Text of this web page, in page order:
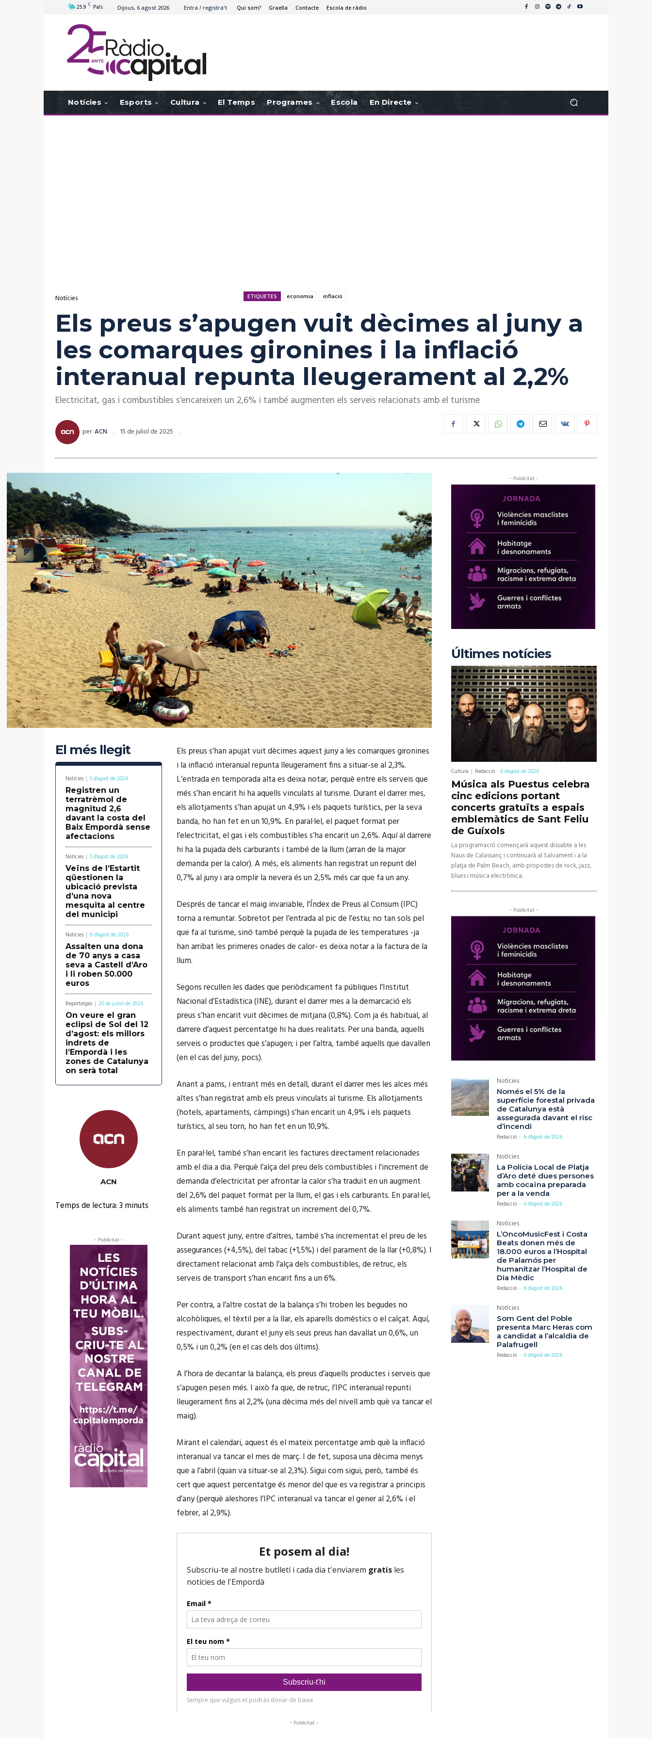
25.9 C Pals Dijous, 6 agost 2026 Entra / registra't Qui som? Graella Contacte Escola de ràdio
Notícies Esports Cultura El Temps Programes Escola En Directe
Notícies ETIQUETES economia inflació
Els preus s’apugen vuit dècimes al juny a
les comarques gironines i la inflació
interanual repunta lleugerament al 2,2%
Electricitat, gas i combustibles s'encareixen un 2,6% i també augmenten els serveis relacionats amb el turisme
per ACN 15 de juliol de 2025
El més llegit
Notícies 5 d'agost de 2026
Registren un
terratrèmol de
magnitud 2,6
davant la costa del
Baix Empordà sense
afectacions
Notícies 5 d'agost de 2026
Veïns de l’Estartit
qüestionen la
ubicació prevista
d’una nova
mesquita al centre
del municipi
Notícies 6 d'agost de 2026
Assalten una dona
de 70 anys a casa
seva a Castell d’Aro
i li roben 50.000
euros
Reportatges 25 de juliol de 2026
On veure el gran
eclipsi de Sol del 12
d’agost: els millors
indrets de
l’Empordà i les
zones de Catalunya
on serà total
ACN
Temps de lectura:3 minuts
- Publicitat -
Els preus s’han apujat vuit dècimes aquest juny a les comarques gironines
i la inflació interanual repunta lleugerament fins a situar-se al 2,3%.
L’entrada en temporada alta es deixa notar, perquè entre els serveis que
més s’han encarit hi ha aquells vinculats al turisme. Durant el darrer mes,
els allotjaments s’han apujat un 4,9% i els paquets turístics, per la seva
banda, ho han fet en un 10,9%. En paral·lel, el paquet format per
l’electricitat, el gas i els combustibles s’ha encarit un 2,6%. Aquí al darrere
hi ha la pujada dels carburants i també de la llum (arran de la major
demanda per la calor). A més, els aliments han registrat un repunt del
0,7% al juny i ara omplir la nevera és un 2,5% més car que fa un any.
Després de tancar el maig invariable, l’Índex de Preus al Consum (IPC)
torna a remuntar. Sobretot per l’entrada al pic de l’estiu; no tan sols pel
que fa al turisme, sinó també perquè la pujada de les temperatures -ja
han arribat les primeres onades de calor- es deixa notar a la factura de la
llum.
Segons recullen les dades que periòdicament fa públiques l’Institut
Nacional d’Estadística (INE), durant el darrer mes a la demarcació els
preus s’han encarit vuit dècimes de mitjana (0,8%). Com ja és habitual, al
darrere d’aquest percentatge hi ha dues realitats. Per una banda, aquells
serveis o productes que s’apugen; i per l’altra, també aquells que davallen
(en el cas del juny, pocs).
Anant a pams, i entrant més en detall, durant el darrer mes les alces més
altes s’han registrat amb els preus vinculats al turisme. Els allotjaments
(hotels, apartaments, càmpings) s’han encarit un 4,9% i els paquets
turístics, al seu torn, ho han fet en un 10,9%.
En paral·lel, també s’han encarit les factures directament relacionades
amb el dia a dia. Perquè l’alça del preu dels combustibles i l’increment de
demanda d’electricitat per afrontar la calor s’ha traduït en un augment
del 2,6% del paquet format per la llum, el gas i els carburants. En paral·lel,
els aliments també han registrat un increment del 0,7%.
Durant aquest juny, entre d’altres, també s’ha incrementat el preu de les
assegurances (+4,5%), del tabac (+1,5%) i del parament de la llar (+0,8%). I
directament relacionat amb l’alça dels combustibles, de retruc, els
serveis de transport s’han encarit fins a un 6%.
Per contra, a l’altre costat de la balança s’hi troben les begudes no
alcohòliques, el tèxtil per a la llar, els aparells domèstics o el calçat. Aquí,
respectivament, durant el juny els seus preus han davallat un 0,6%, un
0,5% i un 0,2% (en el cas dels dos últims).
A l’hora de decantar la balança, els preus d’aquells productes i serveis que
s’apugen pesen més. I això fa que, de retruc, l’IPC interanual repunti
lleugerament fins al 2,2% (una dècima més del nivell amb què va tancar el
maig).
Mirant el calendari, aquest és el mateix percentatge amb què la inflació
interanual va tancar el mes de març. I de fet, suposa una dècima menys
que a l’abril (quan va situar-se al 2,3%). Sigui com sigui, però, també és
cert que aquest percentatge és menor del que es va registrar a principis
d’any (perquè aleshores l’IPC interanual va tancar el gener al 2,6% i el
febrer, al 2,9%).
- Publicitat -
- Publicitat -
Últimes notícies
Cultura Redacció -6 d'agost de 2026
Música als Puestus celebra
cinc edicions portant
concerts gratuïts a espais
emblemàtics de Sant Feliu
de Guíxols
La programació començarà aquest dissabte a les
Naus de Calassanç i continuarà al Salvament i a la
platja de Palm Beach, amb propostes de rock, jazz,
blues i música electrònica.
- Publicitat -
Notícies
Només el 5% de la
superfície forestal privada
de Catalunya està
assegurada davant el risc
d’incendi
Redacció - 6 d'agost de 2026
Notícies
La Policia Local de Platja
d’Aro deté dues persones
amb cocaïna preparada
per a la venda
Redacció - 6 d'agost de 2026
Notícies
L’OncoMusicFest i Costa
Beats donen més de
18.000 euros a l’Hospital
de Palamós per
humanitzar l’Hospital de
Dia Mèdic
Redacció - 6 d'agost de 2026
Notícies
Som Gent del Poble
presenta Marc Heras com
a candidat a l’alcaldia de
Palafrugell
Redacció - 6 d'agost de 2026